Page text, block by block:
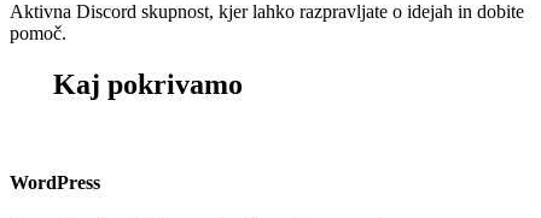
Aktivna Discord skupnost, kjer lahko razpravljate o idejah in dobite
pomoč.
Kaj pokrivamo
WordPress